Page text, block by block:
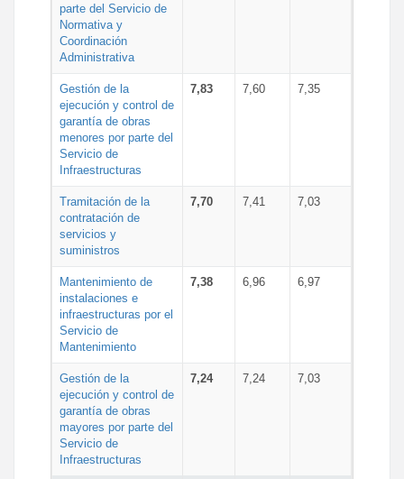
parte del Servicio de
Normativa y
Coordinación
Administrativa
Gestión de la
ejecución y control de
garantía de obras
menores por parte del
Servicio de
Infraestructuras
7,83 7,60 7,35
Tramitación de la
contratación de
servicios y
suministros
7,70 7,41 7,03
Mantenimiento de
instalaciones e
infraestructuras por el
Servicio de
Mantenimiento
7,38 6,96 6,97
Gestión de la
ejecución y control de
garantía de obras
mayores por parte del
Servicio de
Infraestructuras
7,24 7,24 7,03